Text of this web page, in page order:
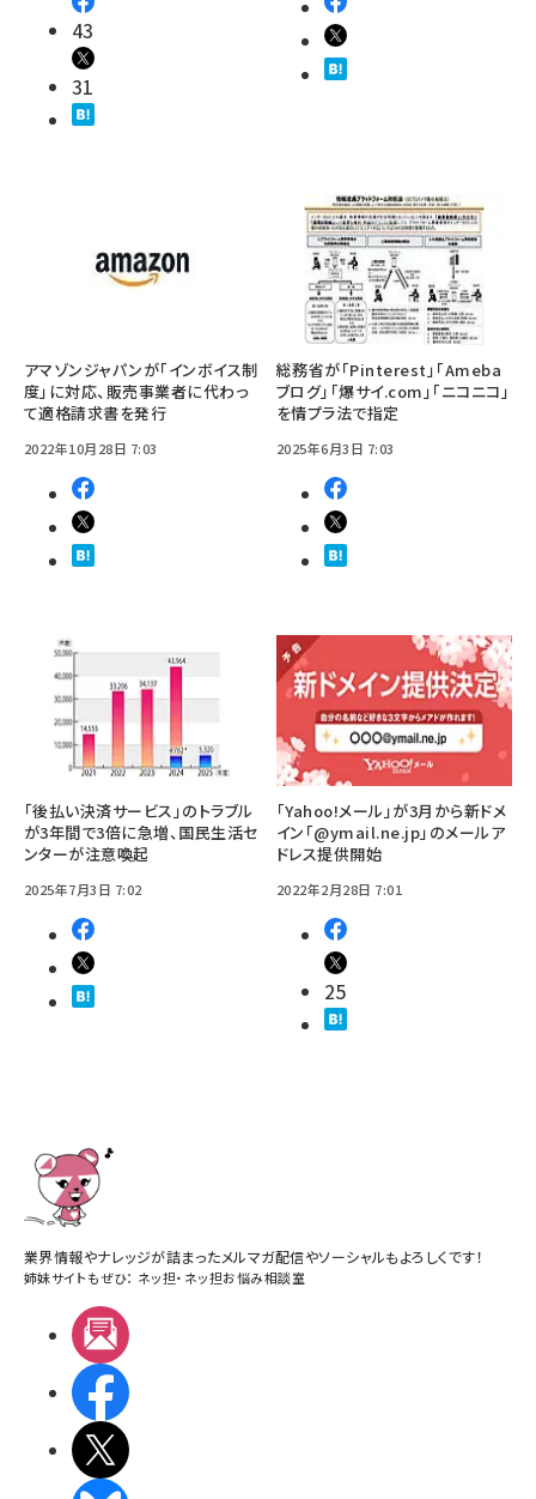
43
31
アマゾンジャパンが「インボイス制
度」に対応、販売事業者に代わっ
て適格請求書を発行
2022年10月28日 7:03
総務省が「Pinterest」「Ameba
ブログ」「爆サイ.com」「ニコニコ」
を情プラ法で指定
2025年6月3日 7:03
「後払い決済サービス」のトラブル
が3年間で3倍に急増、国民生活セ
ンターが注意喚起
2025年7月3日 7:02
「Yahoo!メール」が3月から新ドメ
イン「@ymail.ne.jp」のメールア
ドレス提供開始
2022年2月28日 7:01
25
業界情報やナレッジが詰まったメルマガ配信やソーシャルもよろしくです！
姉妹サイトもぜひ： ネッ担・ ネッ担お悩み相談室